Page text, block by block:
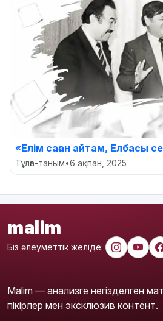
«Елім саған айтам, Елбасы
Тұлға-таным•6 ақпан, 2025
malim
Біз әлеуметтік желіде:
Malim — анализге негізделген
пікірлер мен эксклюзив контент.